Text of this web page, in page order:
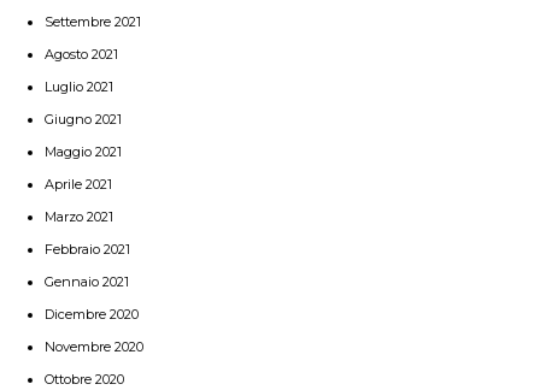
Settembre 2021
Agosto 2021
Luglio 2021
Giugno 2021
Maggio 2021
Aprile 2021
Marzo 2021
Febbraio 2021
Gennaio 2021
Dicembre 2020
Novembre 2020
Ottobre 2020